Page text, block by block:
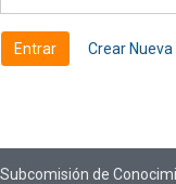
Crear
Subcomisión de